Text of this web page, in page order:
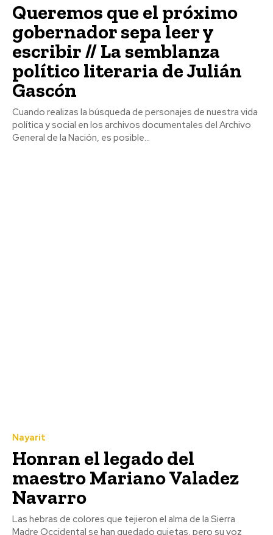
Queremos que el próximo
gobernador sepa leer y
escribir // La semblanza
político literaria de Julián
Gascón
Cuando realizas la búsqueda de personajes de nuestra vida
política y social en los archivos documentales del Archivo
General de la Nación, es posible...
Nayarit
Honran el legado del
maestro Mariano Valadez
Navarro
Las hebras de colores que tejieron el alma de la Sierra
Madre Occidental se han quedado quietas, pero su voz